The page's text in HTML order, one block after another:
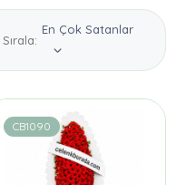
Sırala:
En Çok Satanlar
CB1090